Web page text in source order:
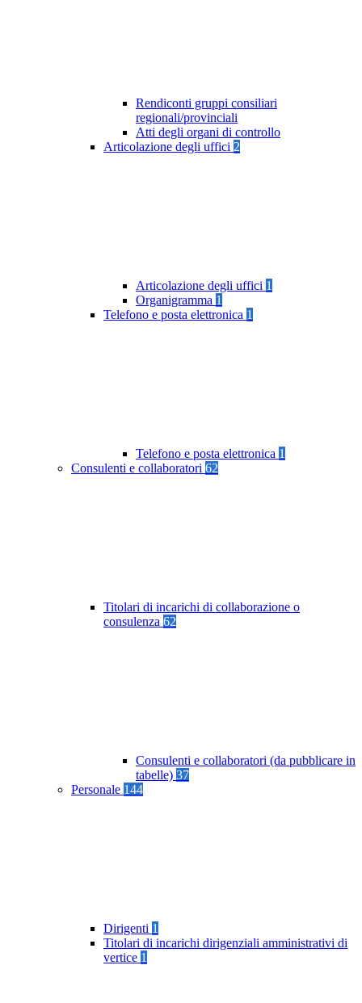
Rendiconti gruppi consiliari
regionali/provinciali
Atti degli organi di controllo
Articolazione degli uffici 2
Articolazione degli uffici 1
Organigramma 1
Telefono e posta elettronica 1
Telefono e posta elettronica 1
Consulenti e collaboratori 62
Titolari di incarichi di collaborazione o
consulenza 62
Consulenti e collaboratori (da pubblicare in
tabelle) 37
Personale 144
Dirigenti 1
Titolari di incarichi dirigenziali amministrativi di
vertice 1